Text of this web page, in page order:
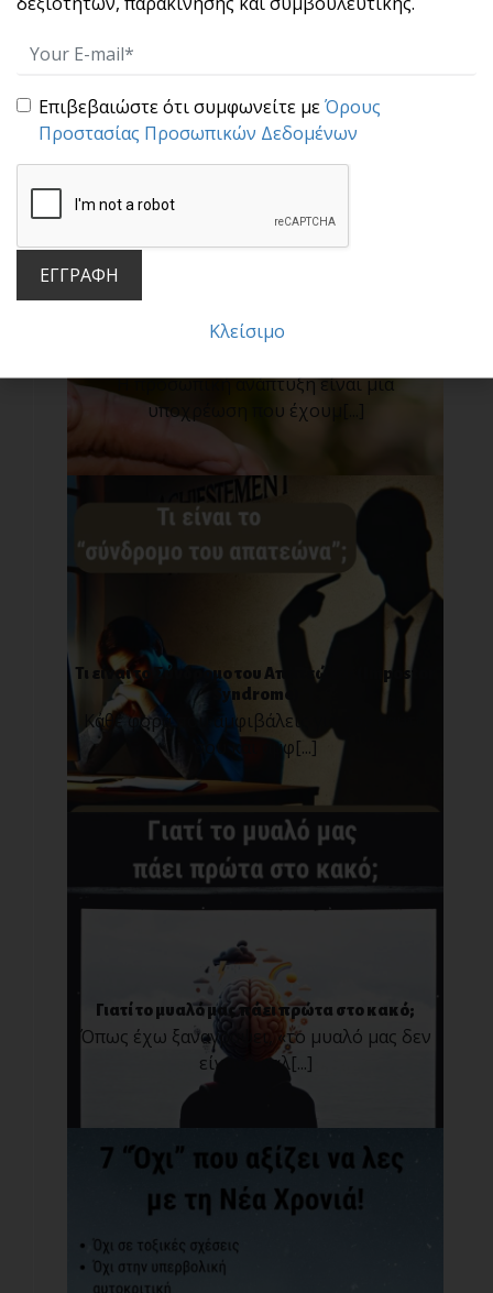
Σε έναν κόσμο που προχωράει με ιλιγγιώδη
ταχύτητα [...]
Η προσωπική ανάπτυξη είναι μια
υποχρέωση που έχουμ[...]
Τι είναι το Σύνδρομο του Απατεώνα; (Impostor
Syndrome)
Κάθε φορά που αμφιβάλεις για τον εαυτό
σου και αμφ[...]
Γιατί το μυαλό μας πάει πρώτα στο κακό;
Όπως έχω ξαναγράψει, «το μυαλό μας δεν
είναι ο καλ[...]
Επιβεβαιώστε ότι συμφωνείτε μεΌρους
Προστασίας Προσωπικών Δεδομένων
ΕΓΓΡΑΦΗ
Κλείσιμο